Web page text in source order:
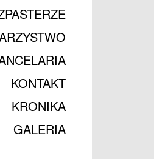
KONTAKT
KRONIKA
GALERIA